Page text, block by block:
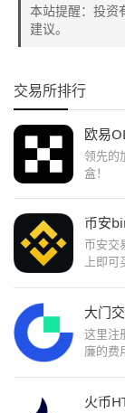
本站提醒：投资
建议。
交易所排行
欧易
领先的
盒！
币安
币安交
上即
大门
这里注
廉的费
火币